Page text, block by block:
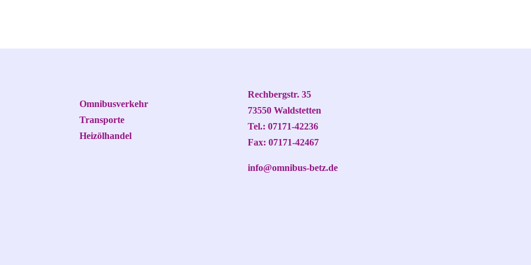
Omnibusverkehr
Transporte
Heizölhandel
Rechbergstr. 35
73550 Waldstetten
Tel.: 07171-42236
Fax: 07171-42467
info@omnibus-betz.de